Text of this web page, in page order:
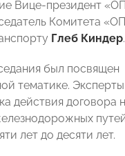
Вице-президент
Комитета
Глеб Киндер.
был посвящен
тематике.
действия договора
лет до десяти лет.